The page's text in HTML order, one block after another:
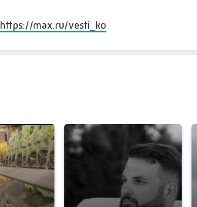
https://max.ru/vesti_ko